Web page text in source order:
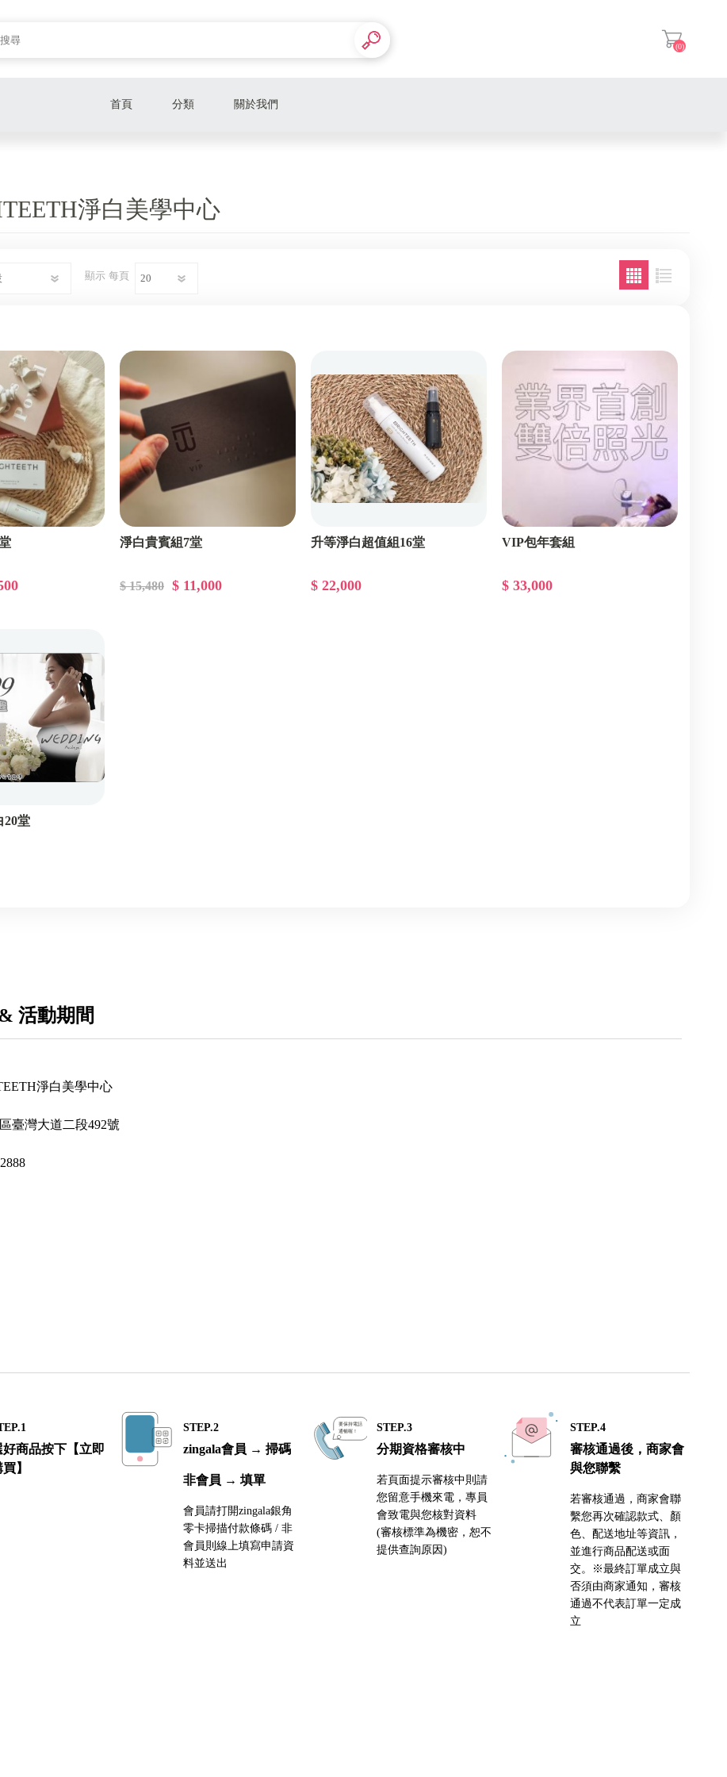
(0)
首頁 分類 關於我們
淨白美學中心
顯示 每頁
淨白貴賓組7堂
$ 15,480 $ 11,000
升等淨白超值組16堂
$ 22,000
VIP包年套組
$ 33,000
20堂
活動期間
淨白美學中心
臺灣大道二段492號
好商品按下【立即
】
STEP.2
zingala會員 → 掃碼
非會員 → 填單
會員請打開zingala銀角
零卡掃描付款條碼 / 非
會員則線上填寫申請資
料並送出
STEP.3
分期資格審核中
若頁面提示審核中則請
您留意手機來電，專員
會致電與您核對資料
(審核標準為機密，恕不
提供查詢原因)
STEP.4
審核通過後，商家會
與您聯繫
若審核通過，商家會聯
繫您再次確認款式、顏
色、配送地址等資訊，
並進行商品配送或面
交。※最終訂單成立與
否須由商家通知，審核
通過不代表訂單一定成
立